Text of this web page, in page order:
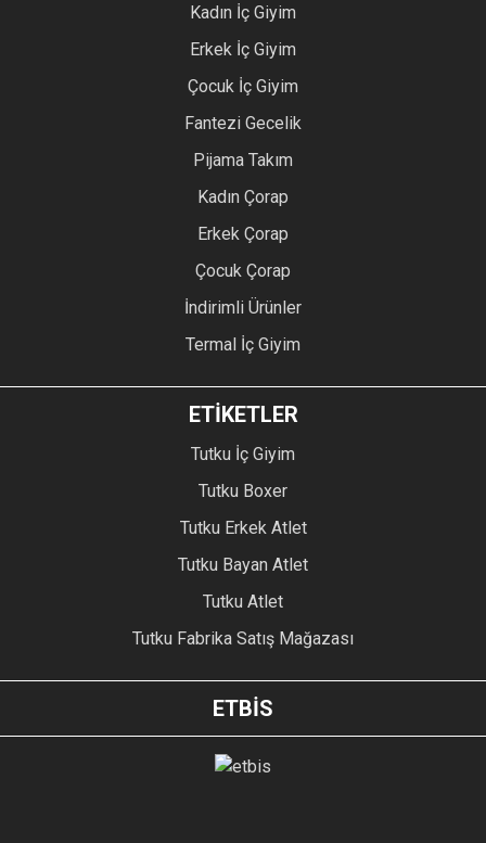
Kadın İç Giyim
Erkek İç Giyim
Çocuk İç Giyim
Fantezi Gecelik
Pijama Takım
Kadın Çorap
Erkek Çorap
Çocuk Çorap
İndirimli Ürünler
Termal İç Giyim
ETİKETLER
Tutku İç Giyim
Tutku Boxer
Tutku Erkek Atlet
Tutku Bayan Atlet
Tutku Atlet
Tutku Fabrika Satış Mağazası
ETBİS